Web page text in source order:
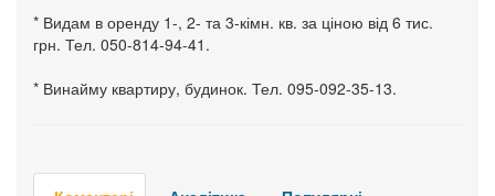
* Видам в оренду 1-, 2- та 3-кімн. кв. за ціною від 6 тис.
грн. Тел. 050-814-94-41.
* Винайму квартиру, будинок. Тел. 095-092-35-13.